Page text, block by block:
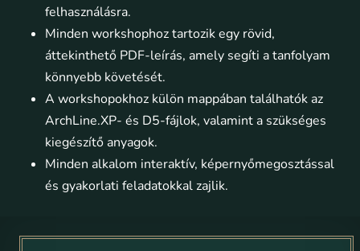
felhasználásra.
Minden workshophoz tartozik egy rövid,
áttekinthető PDF-leírás, amely segíti a tanfolyam
könnyebb követését.
A workshopokhoz külön mappában találhatók az
ArchLine.XP- és D5-fájlok, valamint a szükséges
kiegészítő anyagok.
Minden alkalom interaktív, képernyőmegosztással
és gyakorlati feladatokkal zajlik.